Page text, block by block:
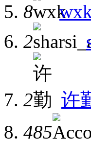
8
2
2
许
485